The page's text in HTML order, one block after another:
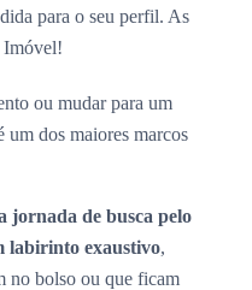
para o seu perfil. As
Imóvel!
ou mudar para um
um dos maiores marcos
jornada de busca pelo
labirinto exaustivo,
no bolso ou que ficam